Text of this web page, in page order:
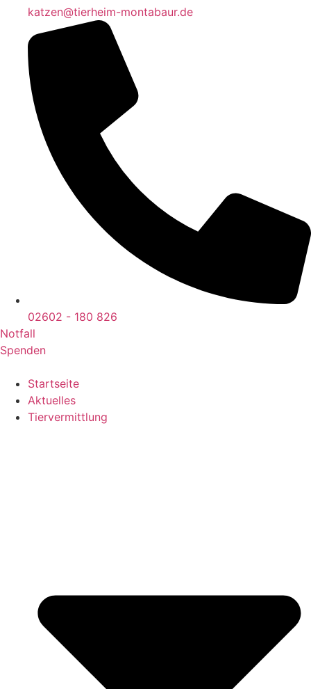
katzen@tierheim-montabaur.de
02602 - 180 826
Notfall
Spenden
Startseite
Aktuelles
Tiervermittlung